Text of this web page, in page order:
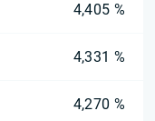
4,405 %
4,331 %
4,270 %